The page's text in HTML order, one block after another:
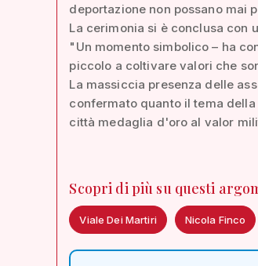
deportazione non possano mai
La cerimonia si è conclusa con
"Un momento simbolico – ha
piccolo a coltivare valori che
La massiccia presenza delle
confermato quanto il tema
città medaglia d'oro al valor
Scopri di più su questi
Viale Dei Martiri Nicola Finco